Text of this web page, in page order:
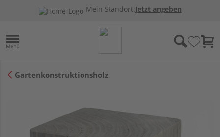
Mein Standort:Jetzt angeben
Gartenkonstruktionsholz